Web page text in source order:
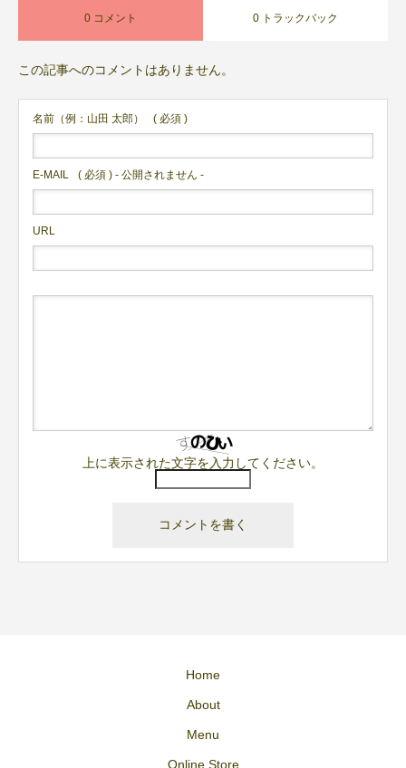
0 コメント 0 トラックバック
この記事へのコメントはありません。
名前（例：山田 太郎） ( 必須 )
E-MAIL ( 必須 ) - 公開されません -
URL
上に表示された文字を入力してください。
Home
About
Menu
Online Store